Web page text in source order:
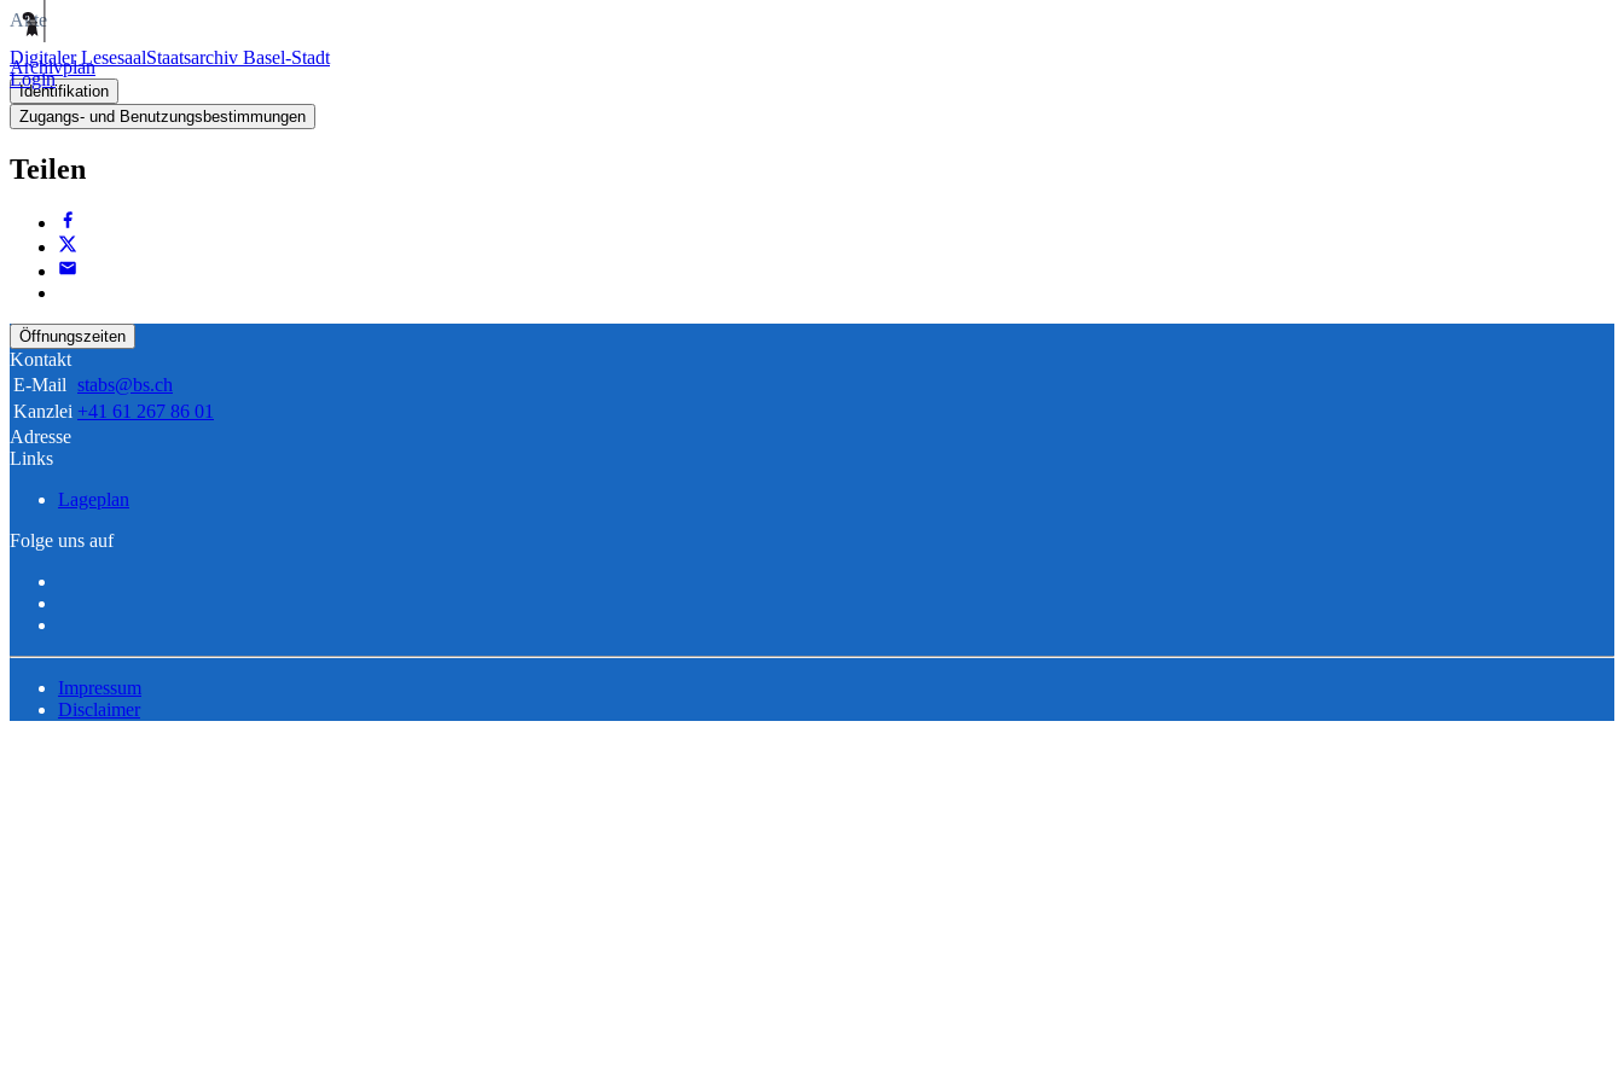
Digitaler LesesaalStaatsarchiv Basel-Stadt
Login
Akte
Archivplan
Identifikation
Zugangs- und Benutzungsbestimmungen
Teilen
Öffnungszeiten
Kontakt
E-Mail stabs@bs.ch
Kanzlei +41 61 267 86 01
Adresse
Links
Lageplan
Folge uns auf
Impressum
Disclaimer